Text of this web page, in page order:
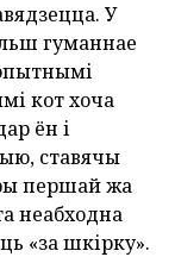
У
гуманнае
кот хоча
ён і
ставячы
першай жа
неабходна
«за шкірку».